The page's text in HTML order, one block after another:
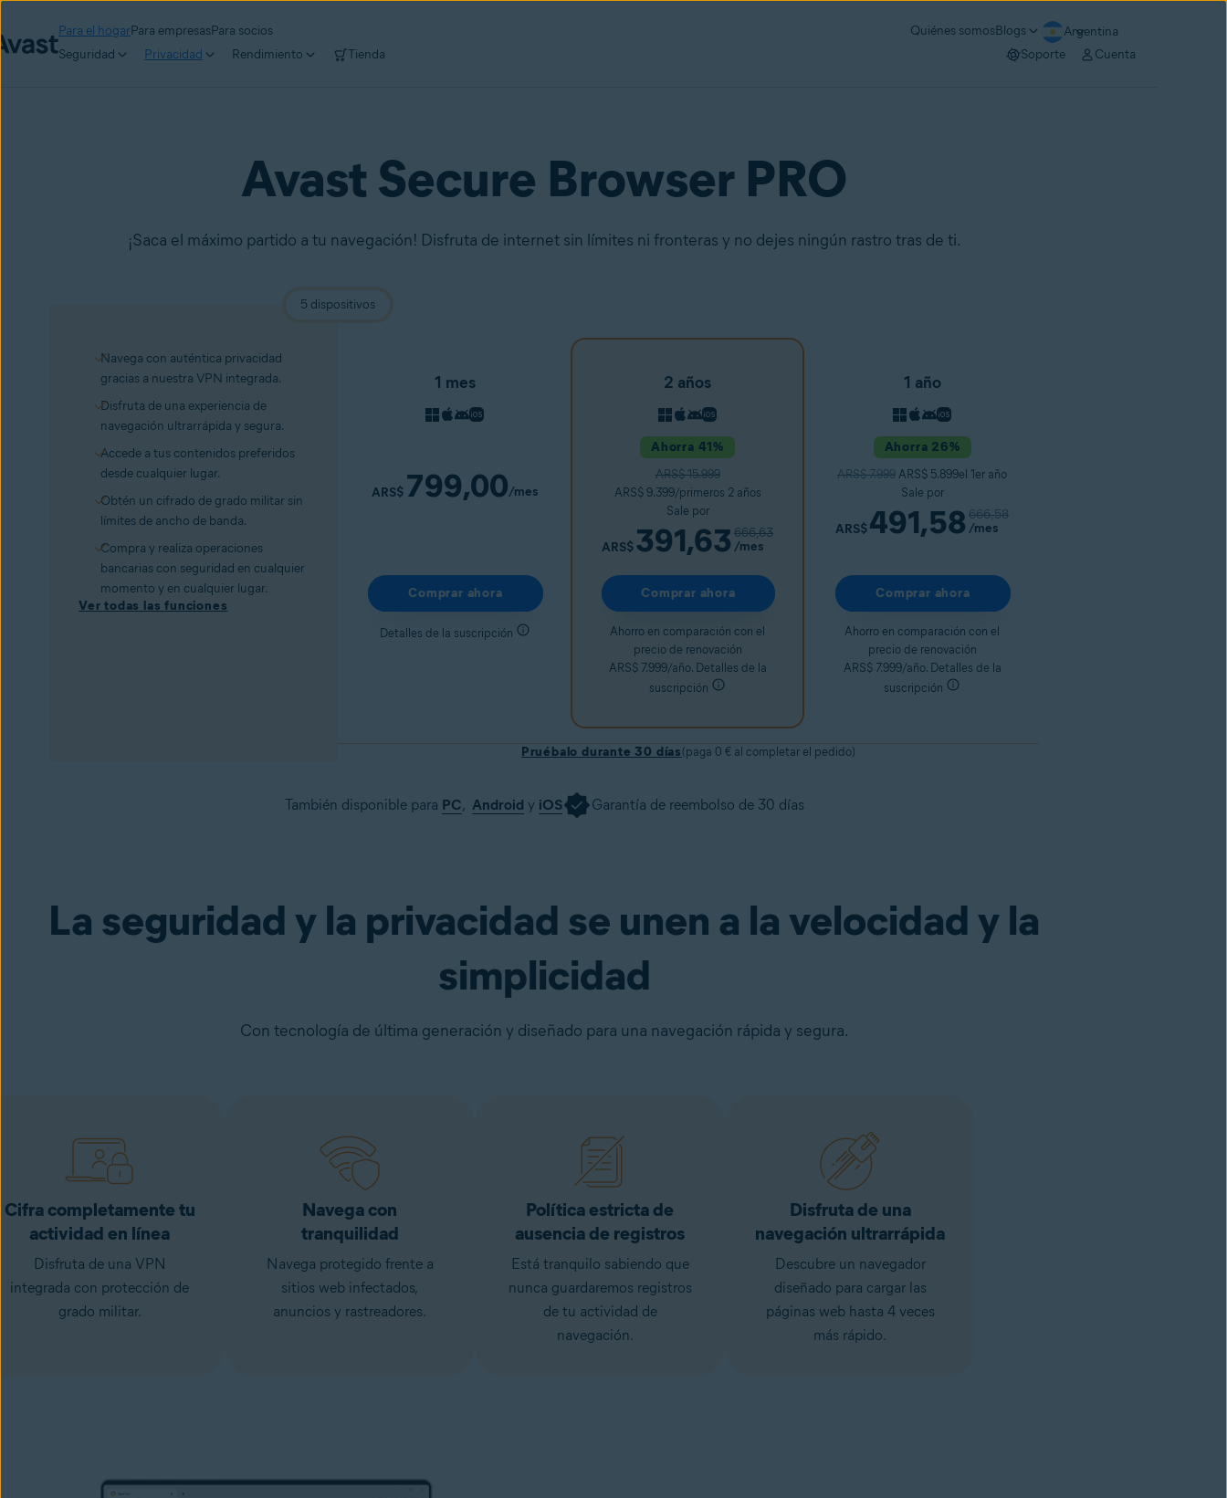
Para el hogarPara empresasPara socios Quiénes somosBlogs
Argentina
Seguridad
Privacidad Rendimiento Tienda Soporte Cuenta
Avast Secure Browser PRO
¡Saca el máximo partido a tu navegación! Disfruta de internet sin límites ni fronteras y no dejes ningún rastro tras de ti.
Navega con auténtica privacidad
gracias a nuestra VPN integrada.
Disfruta de una experiencia de
navegación ultrarrápida y segura.
Accede a tus contenidos preferidos
desde cualquier lugar.
Obtén un cifrado de grado militar sin
límites de ancho de banda.
Compra y realiza operaciones
bancarias con seguridad en cualquier
momento y en cualquier lugar.
Ver todas las funciones
5 dispositivos
1 mes
ARS$ 799,00/mes
Comprar ahora
Detalles de la suscripción
2 años
Ahorra 41%
ARS$ 15.999
ARS$ 9.399/primeros 2 años
Sale por
ARS$391,63 666,63
/mes
Comprar ahora
Ahorro en comparación con el
precio de renovación
ARS$ 7.999/año. Detalles de la
suscripción
1 año
Ahorra 26%
ARS$ 7.999 ARS$ 5.899el 1er año
Sale por
ARS$491,58 666,58
/mes
Comprar ahora
Ahorro en comparación con el
precio de renovación
ARS$ 7.999/año. Detalles de la
suscripción
Pruébalo durante 30 días (paga 0 € al completar el pedido)
También disponible para PC, Android y iOS Garantía de reembolso de 30 días
La seguridad y la privacidad se unen a la velocidad y la
simplicidad
Con tecnología de última generación y diseñado para una navegación rápida y segura.
Cifra completamente tu
actividad en línea
Disfruta de una VPN
integrada con protección de
grado militar.
Navega con
tranquilidad
Navega protegido frente a
sitios web infectados,
anuncios y rastreadores.
Política estricta de
ausencia de registros
Está tranquilo sabiendo que
nunca guardaremos registros
de tu actividad de
navegación.
Disfruta de una
navegación ultrarrápida
Descubre un navegador
diseñado para cargar las
páginas web hasta 4 veces
más rápido.